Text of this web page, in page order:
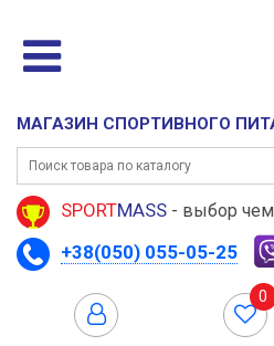
МАГАЗИН СПОРТИВНОГО
SPORTMASS - выбор
+38(050) 055-05-25
0